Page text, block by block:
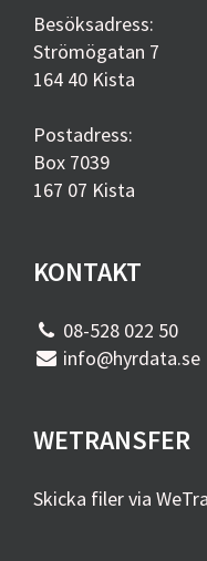
Besöksadress:
Strömögatan 7
164 40 Kista
Postadress:
Box 7039
167 07 Kista
KONTAKT
08-528 022 50
info@hyrdata.se
WETRANSFER
Skicka filer via